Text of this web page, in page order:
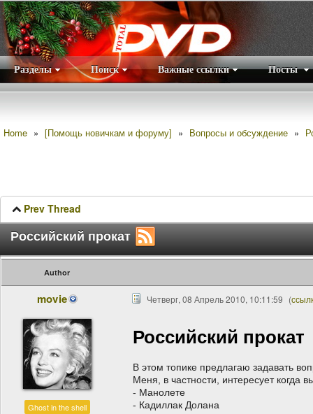
Разделы Поиск Важные ссылки Посты
Home » [Помощь новичкам и форуму] » Вопросы и обсуждение »
Prev Thread
Российский прокат
Author
movie
Ghost in the shell
Четверг, 08 Апрель 2010, 10:11:59 (
Российский прокат
В этом топике предлагаю задавать
Меня, в частности, интересует когда
- Манолете
- Кадиллак Долана